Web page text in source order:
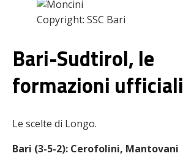
Copyright: SSC Bari
Bari-Sudtirol, le
formazioni ufficiali
Le scelte di Longo.
Bari (3-5-2): Cerofolini, Mantovani